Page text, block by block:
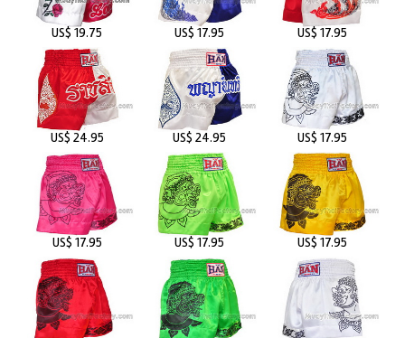
US$ 19.75 US$ 17.95 US$ 17.95
US$ 24.95 US$ 24.95 US$ 17.95
US$ 17.95 US$ 17.95 US$ 17.95